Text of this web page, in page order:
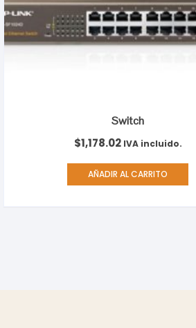
Switch
$1,178.02 IVA incluido.
AÑADIR AL CARRITO